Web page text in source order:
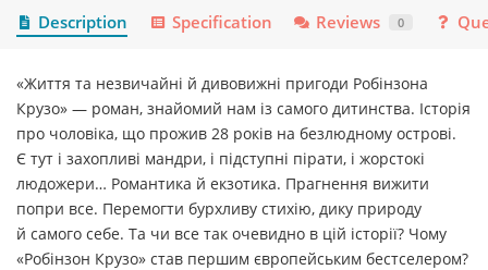
Description Specification Reviews 0
«Життя та незвичайні й дивовижні пригоди Робінзона
Крузо» — роман, знайомий нам із самого дитинства. Історія
про чоловіка, що прожив 28 років на безлюдному острові.
Є тут і захопливі мандри, і підступні пірати, і жорстокі
людожери… Романтика й екзотика. Прагнення вижити
попри все. Перемогти бурхливу стихію, дику природу
й самого себе. Та чи все так очевидно в цій історії? Чому
«Робінзон Крузо» став першим європейським бестселером?